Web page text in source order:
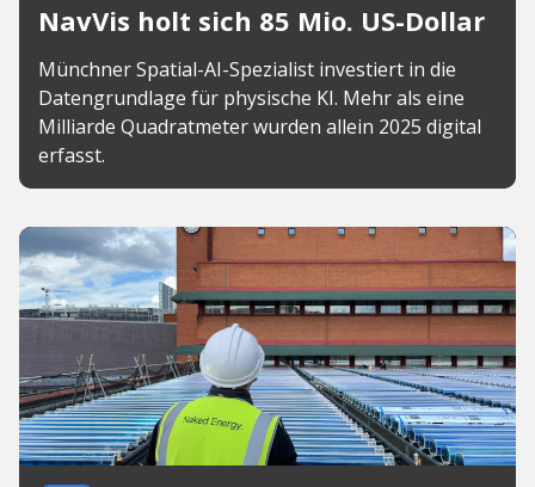
NavVis holt sich 85 Mio. US-Dollar
Münchner Spatial-AI-Spezialist investiert in die
Datengrundlage für physische KI. Mehr als eine
Milliarde Quadratmeter wurden allein 2025 digital
erfasst.